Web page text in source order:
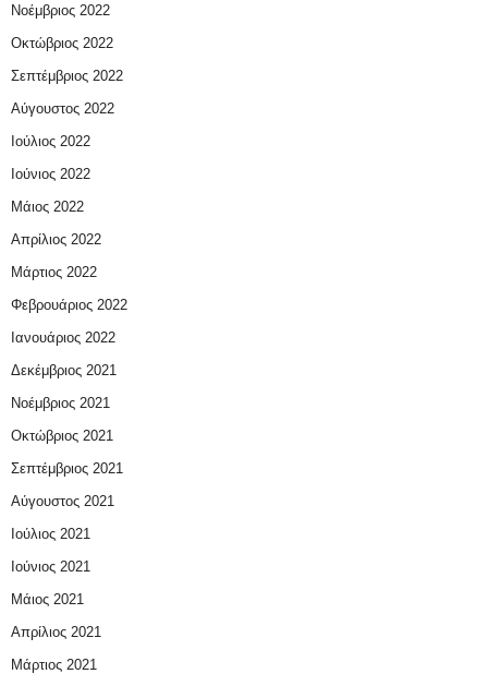
Νοέμβριος 2022
Οκτώβριος 2022
Σεπτέμβριος 2022
Αύγουστος 2022
Ιούλιος 2022
Ιούνιος 2022
Μάιος 2022
Απρίλιος 2022
Μάρτιος 2022
Φεβρουάριος 2022
Ιανουάριος 2022
Δεκέμβριος 2021
Νοέμβριος 2021
Οκτώβριος 2021
Σεπτέμβριος 2021
Αύγουστος 2021
Ιούλιος 2021
Ιούνιος 2021
Μάιος 2021
Απρίλιος 2021
Μάρτιος 2021